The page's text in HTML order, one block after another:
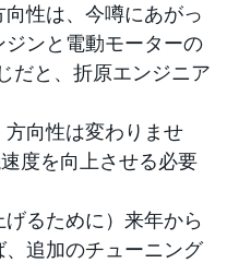
性は、今噂にあがっ
ンと電動モーターの
だと、折原エンジニア
方向性は変わりませ
度を向上させる必要
げるために）来年から
追加のチューニング